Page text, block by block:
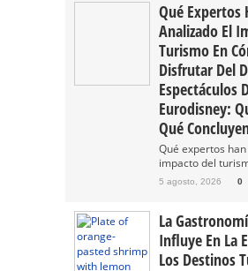
Qué Expertos
Analizado El
Turismo En
Disfrutar Del
Espectáculos
Eurodisney:
Qué
Qué expertos
impacto del
5 agosto, 2026 0
La
Influye En La
Los Destinos